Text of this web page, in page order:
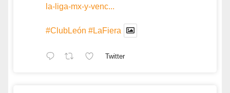
la-liga-mx-y-venc...
#ClubLeón #LaFiera
Twitter